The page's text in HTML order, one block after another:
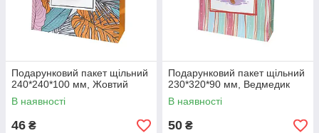
Подарунковий пакет щільний
240*240*100 мм, Жовтий
В наявності
46 ₴
Подарунковий пакет щільний
230*320*90 мм, Ведмедик
В наявності
50 ₴